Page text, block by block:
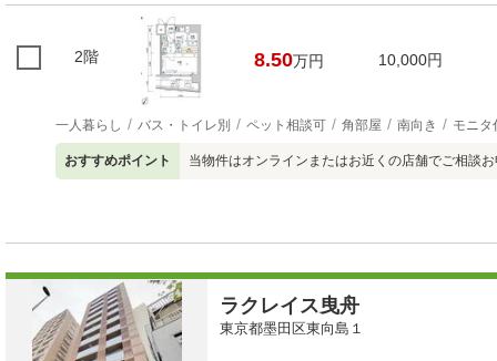
2階 8.50万円 10,000円
一人暮らし バス・トイレ別 ペット相談可 角部屋 南向き モニタ
おすすめポイント 当物件はオンラインまたはお近くの店舗でご相談
ラクレイス曳舟
東京都墨田区東向島１